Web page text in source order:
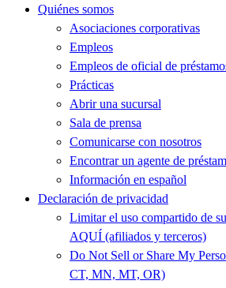
Quiénes somos
Asociaciones corporativas
Empleos
Empleos de oficial de
Prácticas
Abrir una sucursal
Sala de prensa
Comunicarse con nosotros
Encontrar un agente de
Información en español
Declaración de privacidad
Limitar el uso compartido de
AQUÍ (afiliados y terceros)
Do Not Sell or Share My
CT, MN, MT, OR)